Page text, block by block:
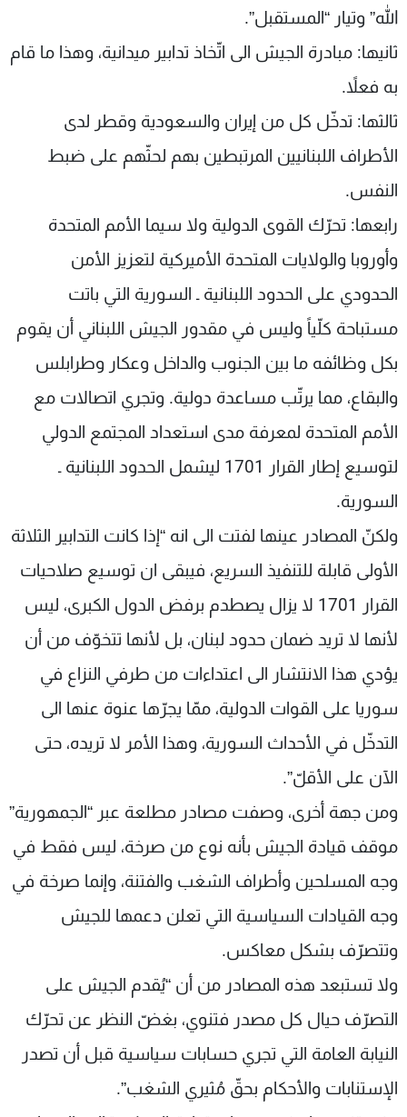
الله” وتيار “المستقبل”.
ثانيها: مبادرة الجيش الى اتّخاذ تدابير ميدانية، وهذا ما قام
به فعلاً.
ثالثها: تدخّل كل من إيران والسعودية وقطر لدى
الأطراف اللبنانيين المرتبطين بهم لحثّهم على ضبط
النفس.
رابعها: تحرّك القوى الدولية ولا سيما الأمم المتحدة
وأوروبا والولايات المتحدة الأميركية لتعزيز الأمن
الحدودي على الحدود اللبنانية ـ السورية التي باتت
مستباحة كلّياً وليس في مقدور الجيش اللبناني أن يقوم
بكل وظائفه ما بين الجنوب والداخل وعكار وطرابلس
والبقاع، مما يرتّب مساعدة دولية. وتجري اتصالات مع
الأمم المتحدة لمعرفة مدى استعداد المجتمع الدولي
لتوسيع إطار القرار 1701 ليشمل الحدود اللبنانية ـ
السورية.
ولكنّ المصادر عينها لفتت الى انه “إذا كانت التدابير الثلاثة
الأولى قابلة للتنفيذ السريع، فيبقى ان توسيع صلاحيات
القرار 1701 لا يزال يصطدم برفض الدول الكبرى، ليس
لأنها لا تريد ضمان حدود لبنان، بل لأنها تتخوّف من أن
يؤدي هذا الانتشار الى اعتداءات من طرفي النزاع في
سوريا على القوات الدولية، ممّا يجرّها عنوة عنها الى
التدخّل في الأحداث السورية، وهذا الأمر لا تريده، حتى
الآن على الأقلّ”.
ومن جهة أخرى، وصفت مصادر مطلعة عبر “الجمهورية”
موقف قيادة الجيش بأنه نوع من صرخة، ليس فقط في
وجه المسلحين وأطراف الشغب والفتنة، وإنما صرخة في
وجه القيادات السياسية التي تعلن دعمها للجيش
وتتصرّف بشكل معاكس.
ولا تستبعد هذه المصادر من أن “يُقدم الجيش على
التصرّف حيال كل مصدر فتنوي، بغضّ النظر عن تحرّك
النيابة العامة التي تجري حسابات سياسية قبل أن تصدر
الإستنابات والأحكام بحقّ مُثيري الشغب”.